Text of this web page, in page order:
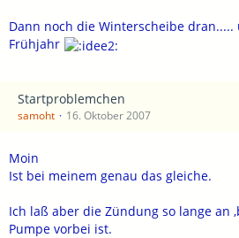
Dann noch die Winterscheibe
Frühjahr
Startproblemchen
samoht 16. Oktober 2007
Moin
Ist bei meinem genau das gleiche.
Ich laß aber die Zündung so lange an
Pumpe vorbei ist.